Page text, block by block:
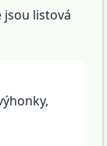
jsou listová